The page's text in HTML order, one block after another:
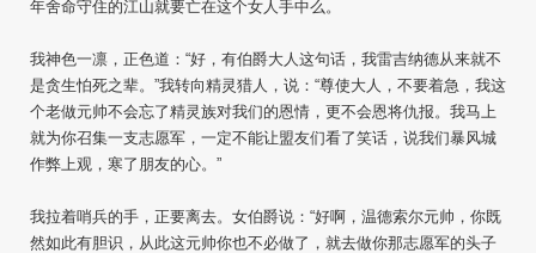
年舍命守住的江山就要亡在这个女人手中么。
我神色一凛，正色道：“好，有伯爵大人这句话，我雷吉纳德从来就不
是贪生怕死之辈。”我转向精灵猎人，说：“尊使大人，不要着急，我这
个老做元帅不会忘了精灵族对我们的恩情，更不会恩将仇报。我马上
就为你召集一支志愿军，一定不能让盟友们看了笑话，说我们暴风城
作弊上观，寒了朋友的心。”
我拉着哨兵的手，正要离去。女伯爵说：“好啊，温德索尔元帅，你既
然如此有胆识，从此这元帅你也不必做了，就去做你那志愿军的头子